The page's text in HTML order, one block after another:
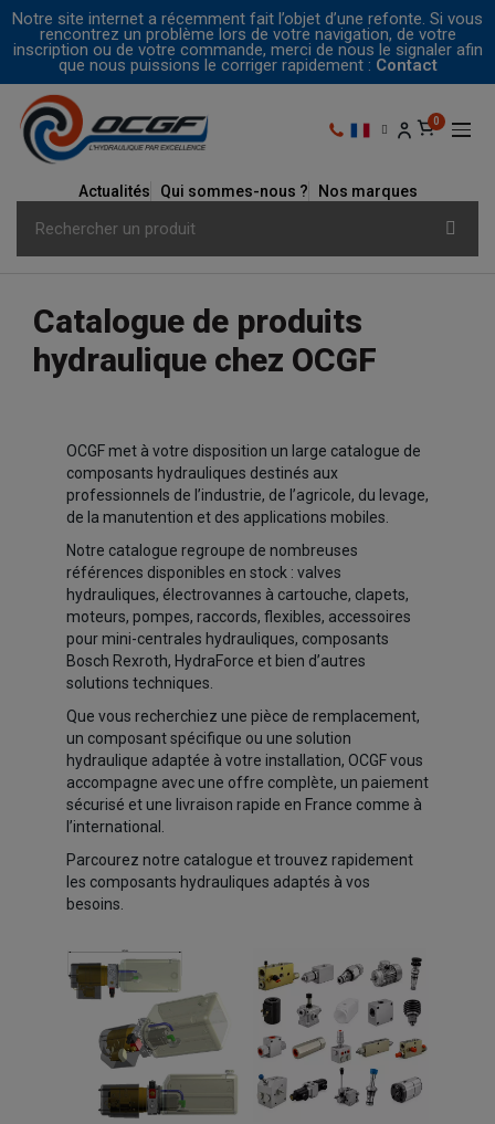
Notre site internet a récemment fait l’objet d’une refonte. Si vous
rencontrez un problème lors de votre navigation, de votre
inscription ou de votre commande, merci de nous le signaler afin
que nous puissions le corriger rapidement : Contact
Actualités Qui sommes-nous ? Nos marques
Catalogue de produits
hydraulique chez OCGF
OCGF met à votre disposition un large catalogue de
composants hydrauliques destinés aux
professionnels de l’industrie, de l’agricole, du levage,
de la manutention et des applications mobiles.
Notre catalogue regroupe de nombreuses
références disponibles en stock : valves
hydrauliques, électrovannes à cartouche, clapets,
moteurs, pompes, raccords, flexibles, accessoires
pour mini-centrales hydrauliques, composants
Bosch Rexroth, HydraForce et bien d’autres
solutions techniques.
Que vous recherchiez une pièce de remplacement,
un composant spécifique ou une solution
hydraulique adaptée à votre installation, OCGF vous
accompagne avec une offre complète, un paiement
sécurisé et une livraison rapide en France comme à
l’international.
Parcourez notre catalogue et trouvez rapidement
les composants hydrauliques adaptés à vos
besoins.